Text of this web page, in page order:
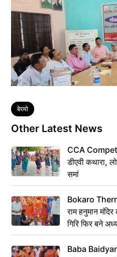
Tags
बेरमो
Other Latest News
CCA
डीएवी कथारा,
समां
Bokaro
राम हनुमान
गिरि फिर बने
Baba